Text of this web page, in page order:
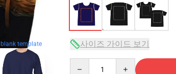
blank template 사이즈 가이드 보기